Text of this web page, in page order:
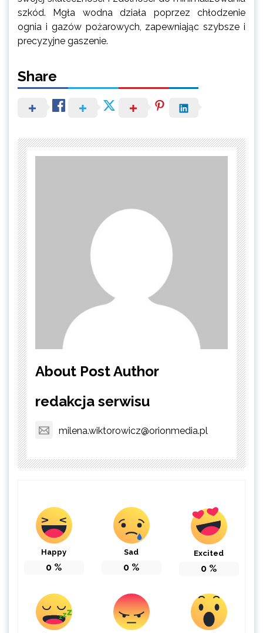
szkód. Mgła wodna działa poprzez chłodzenie
ognia i gazów pożarowych, zapewniając szybsze i
precyzyjne gaszenie.
Share
About Post Author
redakcja serwisu
milena.wiktorowicz@orionmedia.pl
Happy
0 %
Sad
0 %
Excited
0 %